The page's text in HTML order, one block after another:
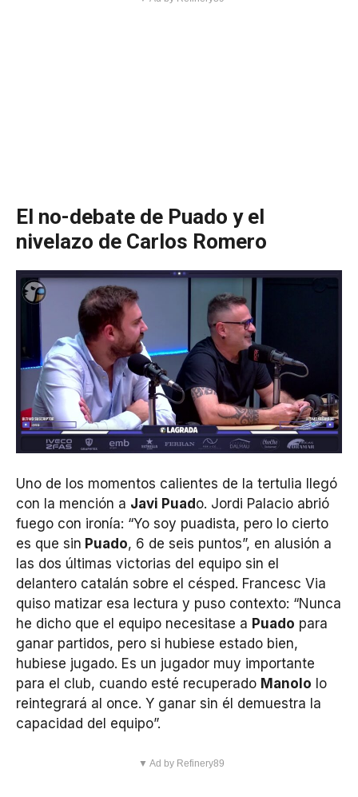
El no-debate de Puado y el
nivelazo de Carlos Romero
Uno de los momentos calientes de la tertulia llegó
con la mención a Javi Puado. Jordi Palacio abrió
fuego con ironía: “Yo soy puadista, pero lo cierto
es que sin Puado, 6 de seis puntos”, en alusión a
las dos últimas victorias del equipo sin el
delantero catalán sobre el césped. Francesc Via
quiso matizar esa lectura y puso contexto: “Nunca
he dicho que el equipo necesitase a Puado para
ganar partidos, pero si hubiese estado bien,
hubiese jugado. Es un jugador muy importante
para el club, cuando esté recuperado Manolo lo
reintegrará al once. Y ganar sin él demuestra la
capacidad del equipo”.
▼ Ad by Refinery89